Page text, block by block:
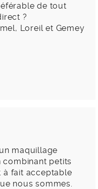
de tout
?
Loreil et Gemey
maquillage
petits
fait acceptable
nous sommes.